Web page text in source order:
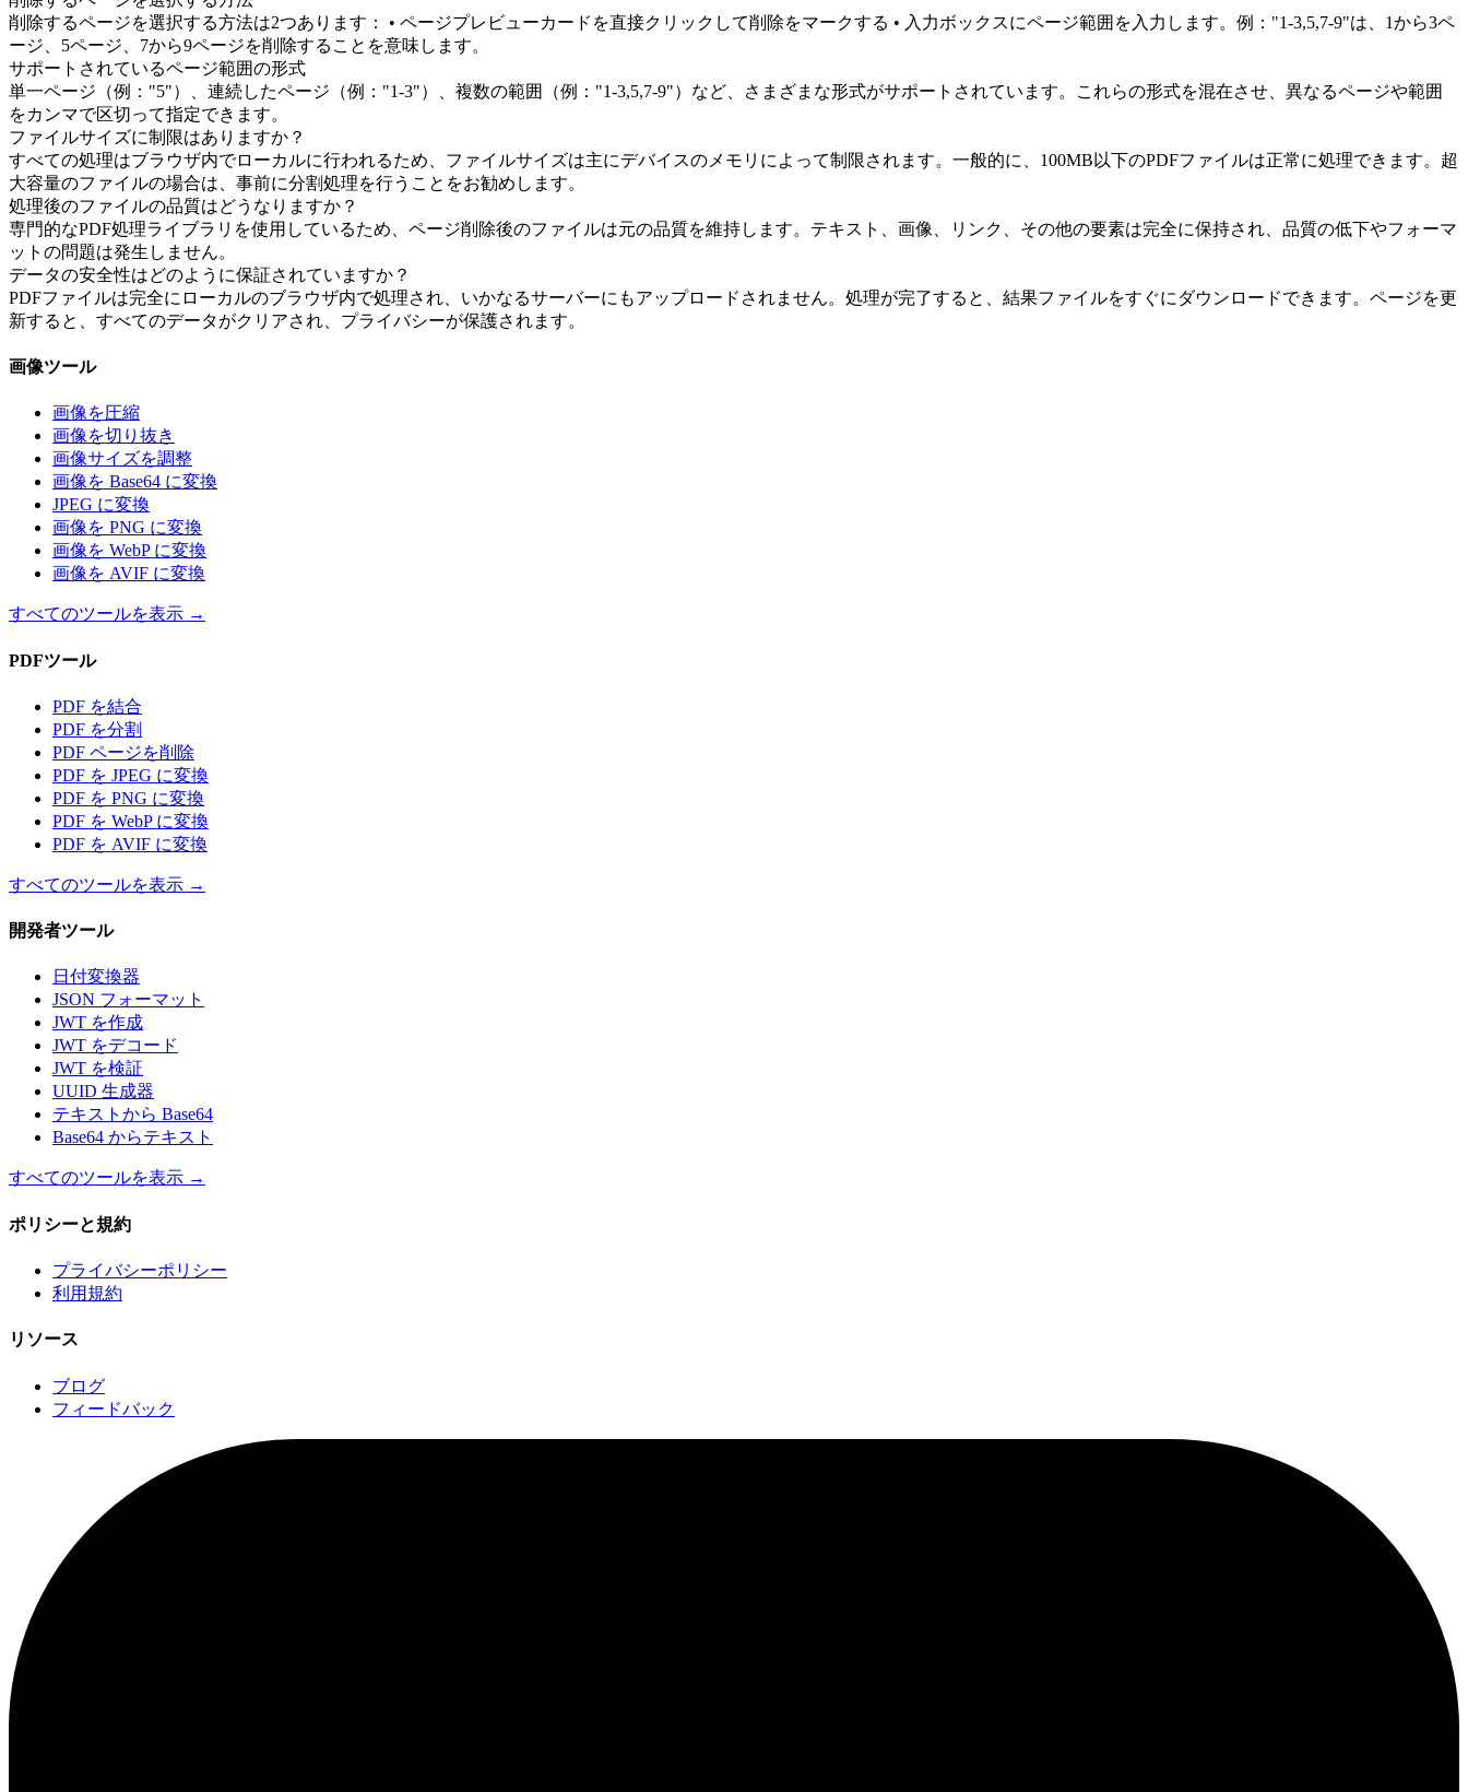
削除するページを選択する方法は2つあります： • ページプレビューカードを直接クリックして削除をマークする • 入力ボックスにページ範囲を入力します。例："1-3,5,7-9"は、1から3ペ
ージ、5ページ、7から9ページを削除することを意味します。
サポートされているページ範囲の形式
単一ページ（例："5"）、連続したページ（例："1-3"）、複数の範囲（例："1-3,5,7-9"）など、さまざまな形式がサポートされています。これらの形式を混在させ、異なるページや範囲
をカンマで区切って指定できます。
ファイルサイズに制限はありますか？
すべての処理はブラウザ内でローカルに行われるため、ファイルサイズは主にデバイスのメモリによって制限されます。一般的に、100MB以下のPDFファイルは正常に処理できます。超
大容量のファイルの場合は、事前に分割処理を行うことをお勧めします。
処理後のファイルの品質はどうなりますか？
専門的なPDF処理ライブラリを使用しているため、ページ削除後のファイルは元の品質を維持します。テキスト、画像、リンク、その他の要素は完全に保持され、品質の低下やフォーマ
ットの問題は発生しません。
データの安全性はどのように保証されていますか？
PDFファイルは完全にローカルのブラウザ内で処理され、いかなるサーバーにもアップロードされません。処理が完了すると、結果ファイルをすぐにダウンロードできます。ページを更
新すると、すべてのデータがクリアされ、プライバシーが保護されます。
画像ツール
画像を圧縮
画像を切り抜き
画像サイズを調整
画像を Base64 に変換
JPEG に変換
画像を PNG に変換
画像を WebP に変換
画像を AVIF に変換
すべてのツールを表示 →
PDFツール
PDF を結合
PDF を分割
PDF ページを削除
PDF を JPEG に変換
PDF を PNG に変換
PDF を WebP に変換
PDF を AVIF に変換
すべてのツールを表示 →
開発者ツール
日付変換器
JSON フォーマット
JWT を作成
JWT をデコード
JWT を検証
UUID 生成器
テキストから Base64
Base64 からテキスト
すべてのツールを表示 →
ポリシーと規約
プライバシーポリシー
利用規約
リソース
ブログ
フィードバック